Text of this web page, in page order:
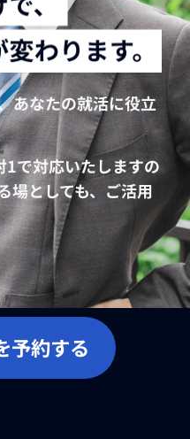
あなたの就活に役立
で対応いたしますの
場としても、ご活用
予約する